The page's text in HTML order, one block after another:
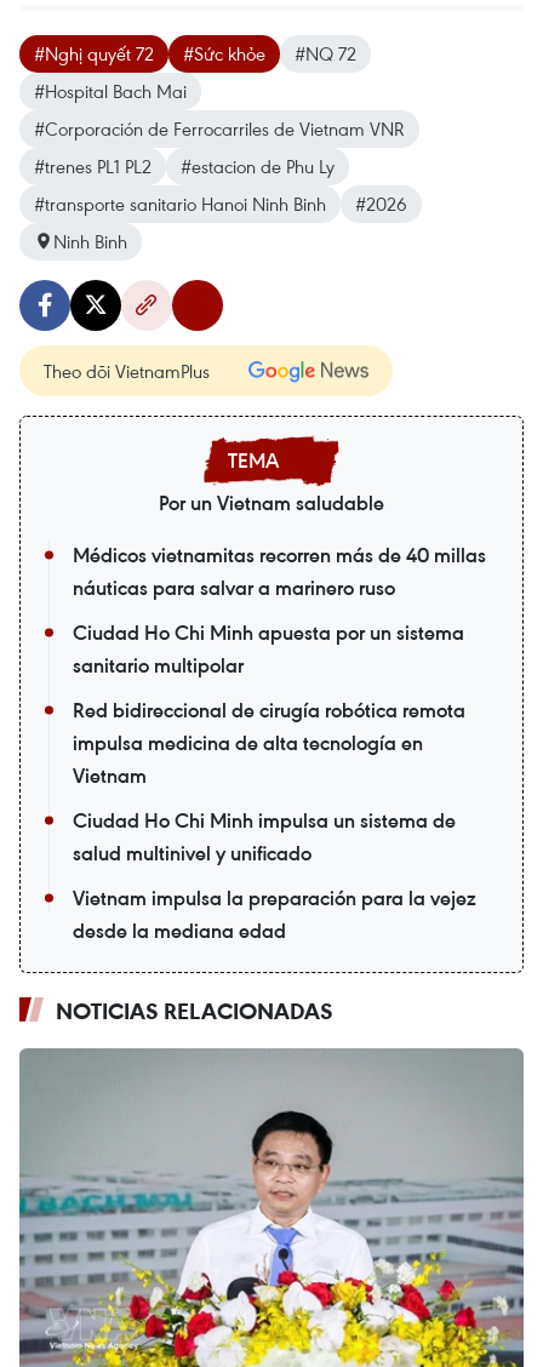
#Nghị quyết 72 #Sức khỏe
#NQ 72
#Hospital Bach Mai
#Corporación de Ferrocarriles de Vietnam VNR
#trenes PL1 PL2
#estacion de Phu Ly
#transporte sanitario Hanoi Ninh Binh
#2026
Ninh Binh
Theo dõi VietnamPlus
Por un Vietnam saludable
Médicos vietnamitas recorren más de 40 millas
náuticas para salvar a marinero ruso
Ciudad Ho Chi Minh apuesta por un sistema
sanitario multipolar
Red bidireccional de cirugía robótica remota
impulsa medicina de alta tecnología en
Vietnam
Ciudad Ho Chi Minh impulsa un sistema de
salud multinivel y unificado
Vietnam impulsa la preparación para la vejez
desde la mediana edad
NOTICIAS RELACIONADAS